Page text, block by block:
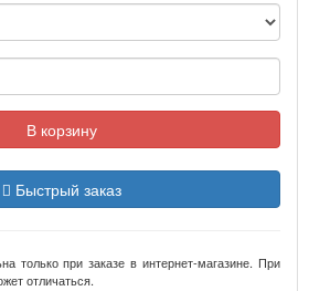
В корзину
Быстрый заказ
только при заказе в интернет-магазине. При
отличаться.